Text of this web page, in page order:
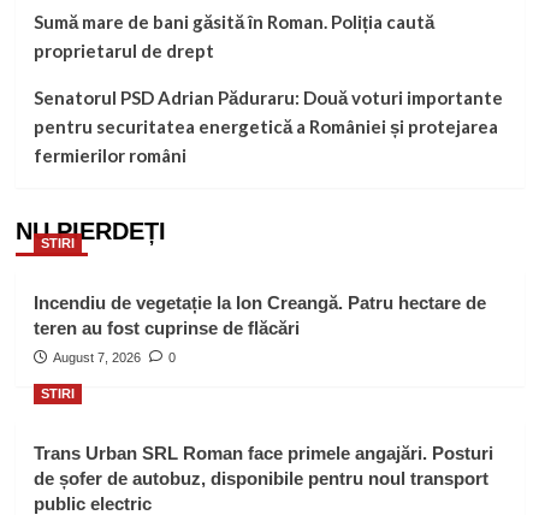
Sumă mare de bani găsită în Roman. Poliția caută
proprietarul de drept
Senatorul PSD Adrian Păduraru: Două voturi importante
pentru securitatea energetică a României și protejarea
fermierilor români
NU PIERDEȚI
STIRI
Incendiu de vegetație la Ion Creangă. Patru hectare de
teren au fost cuprinse de flăcări
August 7, 2026 0
STIRI
Trans Urban SRL Roman face primele angajări. Posturi
de șofer de autobuz, disponibile pentru noul transport
public electric